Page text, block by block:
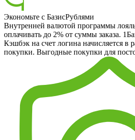
Экономьте с БазисРублями
Внутренней валютой программы
оплачивать до 2% от суммы заказа.
Кэшбэк на счет логина начисляется в
покупки. Выгодные покупки для